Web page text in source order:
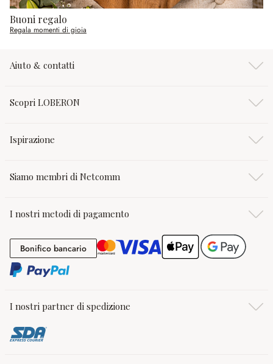
Buoni regalo
Regala momenti di gioia
Aiuto & contatti
Scopri LOBERON
Ispirazione
Siamo membri di Netcomm
I nostri metodi di pagamento
Bonifico bancarioBonifico bancario
I nostri partner di spedizione